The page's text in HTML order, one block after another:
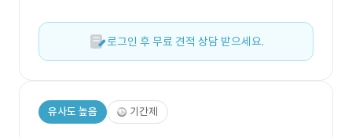
로그인 후 무료 견적 상담 받으세요.
유사도 높음 기간제